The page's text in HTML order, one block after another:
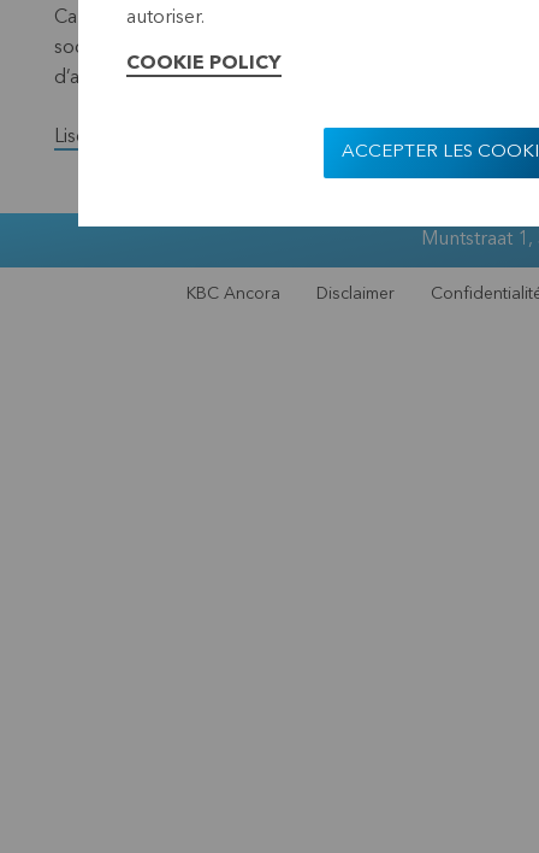
Callewaert président et Jules Stuyck administrateur
société pourvoit au remplacement de Cynthia Van
d’administrateur indépendant, après 12 ans, avait
Lisez la version complète du communiqué de presse.
Muntstraat
KBC Ancora Disclaimer
autoriser.
COOKIE POLICY
ACCEPTER LES